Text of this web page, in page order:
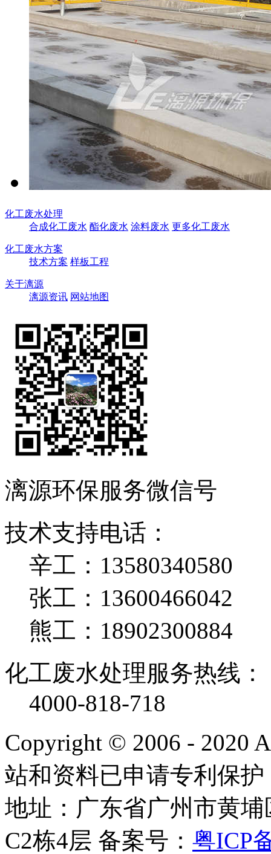
化工废水处理
合成化工废水 酯化废水 涂料废水 更多化工废水
化工废水方案
技术方案 样板工程
关于漓源
漓源资讯 网站地图
漓源环保服务微信号
技术支持电话：
辛工：13580340580
张工：13600466042
熊工：18902300884
化工废水处理服务热线：
4000-818-718
Copyright © 2006 - 2020
站和资料已申请专利保
地址：广东省广州市黄
C2栋4层 备案号： 粤ICP